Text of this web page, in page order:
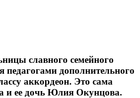
славного семейного
педагогами дополнительного
аккордеон. Это сама
и ее дочь Юлия Окунцова.